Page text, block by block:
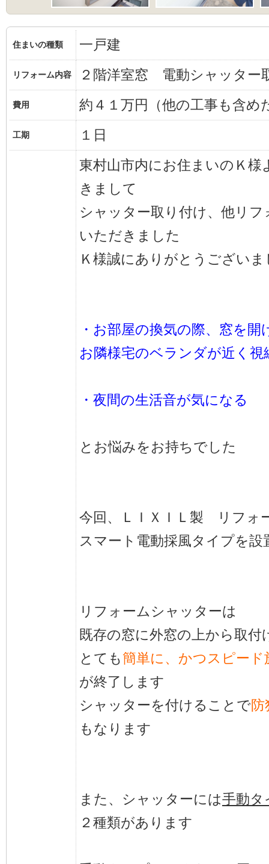
住まいの種類 一戸建
リフォーム内容 ２階洋室窓 電動シャッター
費用 約４１万円（他の工事も含め
工期
１日
東村山市内にお住まいのＫ様
きまして
シャッター取り付け、他リ
いただきました
Ｋ様誠にありがとうございま
・お部屋の換気の際、窓を開
お隣様宅のベランダが近く視
・夜間の生活音が気になる
とお悩みをお持ちでした
今回、ＬＩＸＩＬ製 リフォ
スマート電動採風タイプを
リフォームシャッターは
既存の窓に外窓の上から取
とても簡単に、かつスピード
が終了します
シャッターを付けることで防
もなります
また、シャッターには手動タ
２種類があります